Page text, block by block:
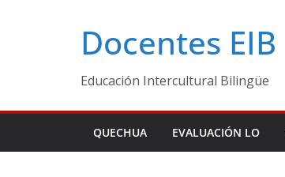
Docentes EIB
Educación Intercultural Bilingüe
QUECHUA EVALUACIÓN LO